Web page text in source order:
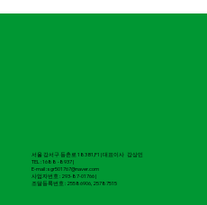
서울 강서구 등촌로 183 B1,F1 | 대표이사 강상민
TEL : 1688 -8937 |
E-mail : sgr501767@naver.com
​사업자번호 : 293-87-01766 |
조달등록번호 : 25586906, 25787515